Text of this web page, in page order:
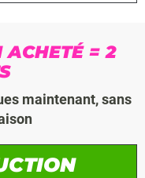
ACHETÉ = 2
maintenant, sans